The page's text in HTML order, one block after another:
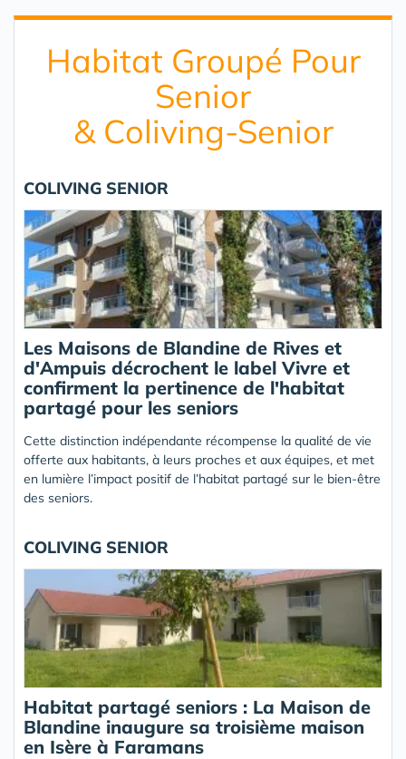
Habitat Groupé Pour
Senior
& Coliving-Senior
COLIVING SENIOR
Les Maisons de Blandine de Rives et
d'Ampuis décrochent le label Vivre et
confirment la pertinence de l'habitat
partagé pour les seniors
Cette distinction indépendante récompense la qualité de vie
offerte aux habitants, à leurs proches et aux équipes, et met
en lumière l’impact positif de l’habitat partagé sur le bien-être
des seniors.
COLIVING SENIOR
Habitat partagé seniors : La Maison de
Blandine inaugure sa troisième maison
en Isère à Faramans